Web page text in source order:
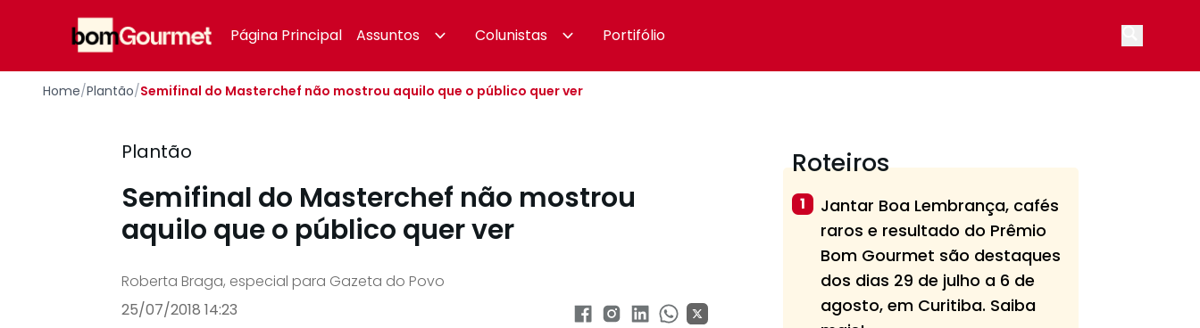
Página Principal
Assuntos Colunistas Portifólio
Home/Plantão/Semifinal do Masterchef não mostrou aquilo que o público quer ver
Plantão
Semifinal do Masterchef não mostrou
aquilo que o público quer ver
Roberta Braga, especial para Gazeta do Povo
25/07/2018 14:23
Roteiros
1
Jantar Boa Lembrança, cafés
raros e resultado do Prêmio
Bom Gourmet são destaques
dos dias 29 de julho a 6 de
agosto, em Curitiba. Saiba